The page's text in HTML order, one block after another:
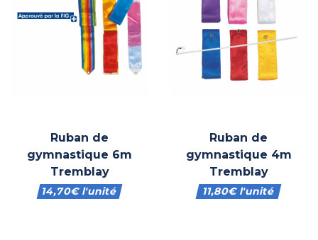
Ruban de
gymnastique 6m
Tremblay
14,70€l'unité
Ruban de
gymnastique 4m
Tremblay
11,80€l'unité